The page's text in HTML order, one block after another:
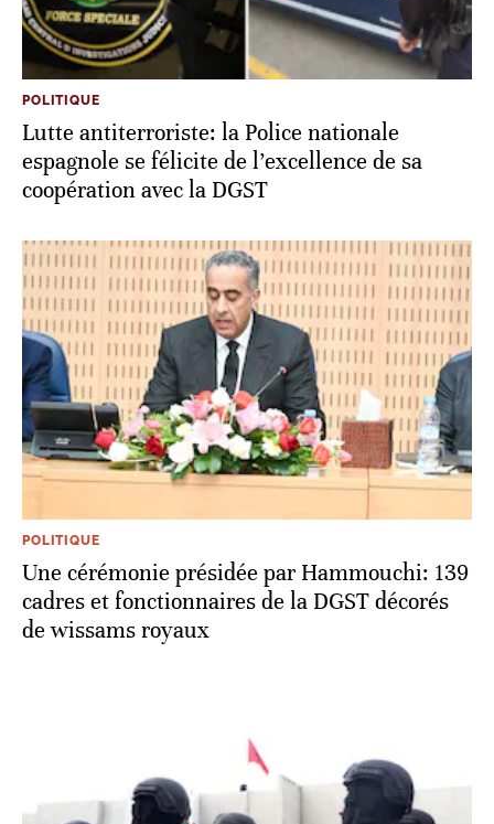
POLITIQUE
Lutte antiterroriste: la Police nationale
espagnole se félicite de l’excellence de sa
coopération avec la DGST
POLITIQUE
Une cérémonie présidée par Hammouchi: 139
cadres et fonctionnaires de la DGST décorés
de wissams royaux